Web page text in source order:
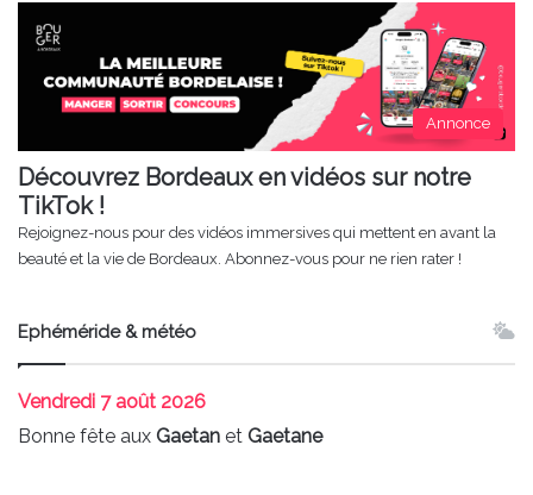
Annonce
Découvrez Bordeaux en vidéos sur notre
TikTok !
Rejoignez-nous pour des vidéos immersives qui mettent en avant la
beauté et la vie de Bordeaux. Abonnez-vous pour ne rien rater !
Ephéméride & météo
Vendredi 7 août 2026
Bonne fête aux Gaetan et Gaetane